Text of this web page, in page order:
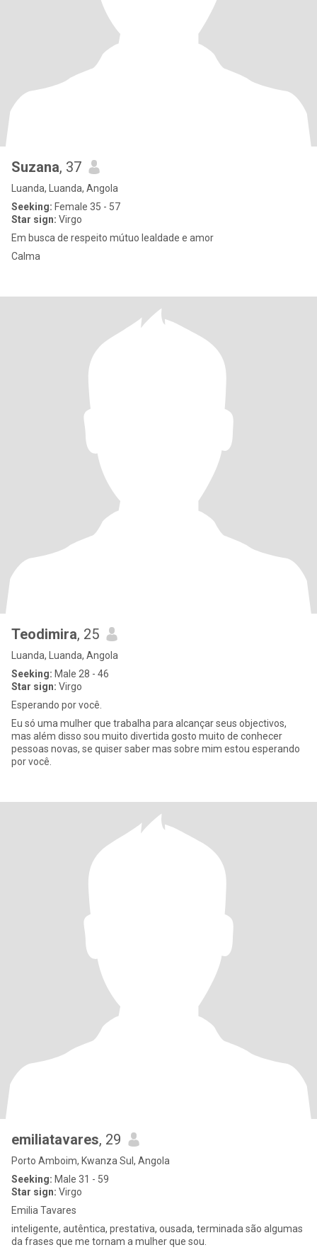
Suzana, 37
Luanda, Luanda, Angola
Seeking: Female 35 - 57
Star sign: Virgo
Em busca de respeito mútuo lealdade e amor
Calma
Teodimira, 25
Luanda, Luanda, Angola
Seeking: Male 28 - 46
Star sign: Virgo
Esperando por você.
Eu só uma mulher que trabalha para alcançar seus objectivos,
mas além disso sou muito divertida gosto muito de conhecer
pessoas novas, se quiser saber mas sobre mim estou esperando
por você.
emiliatavares, 29
Porto Amboim, Kwanza Sul, Angola
Seeking: Male 31 - 59
Star sign: Virgo
Emilia Tavares
inteligente, autêntica, prestativa, ousada, terminada são algumas
da frases que me tornam a mulher que sou.